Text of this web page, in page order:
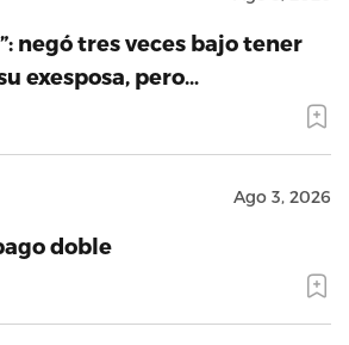
negó tres veces bajo tener
exesposa, pero…
Ago 3, 2026
doble